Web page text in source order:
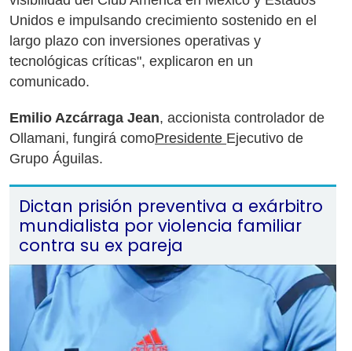
Unidos e impulsando crecimiento sostenido en el
largo plazo con inversiones operativas y
tecnológicas críticas", explicaron en un
comunicado.
Emilio Azcárraga Jean, accionista controlador de
Ollamani, fungirá comoPresidente Ejecutivo de
Grupo Águilas.
Dictan prisión preventiva a exárbitro
mundialista por violencia familiar
contra su ex pareja